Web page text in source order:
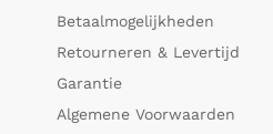
Betaalmogelijkheden
Retourneren & Levertijd
Garantie
Algemene Voorwaarden